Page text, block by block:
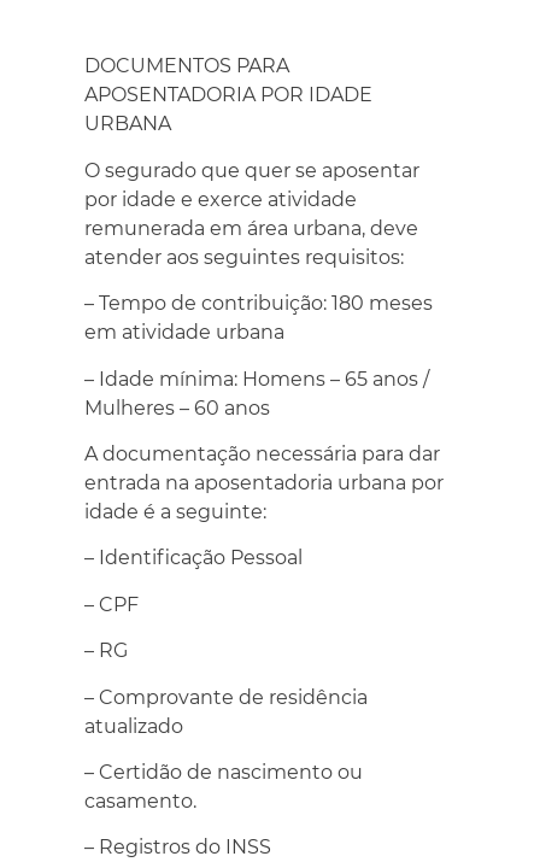
DOCUMENTOS PARA
APOSENTADORIA POR IDADE
URBANA
O segurado que quer se aposentar
por idade e exerce atividade
remunerada em área urbana, deve
atender aos seguintes requisitos:
– Tempo de contribuição: 180 meses
em atividade urbana
– Idade mínima: Homens – 65 anos /
Mulheres – 60 anos
A documentação necessária para dar
entrada na aposentadoria urbana por
idade é a seguinte:
– Identificação Pessoal
– CPF
– RG
– Comprovante de residência
atualizado
– Certidão de nascimento ou
casamento.
– Registros do INSS